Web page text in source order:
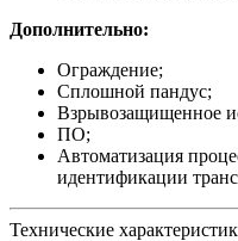
Дополнительно:
Ограждение;
Сплошной пандус;
Взрывозащищенное
ПО;
Автоматизация
идентификации
Технические